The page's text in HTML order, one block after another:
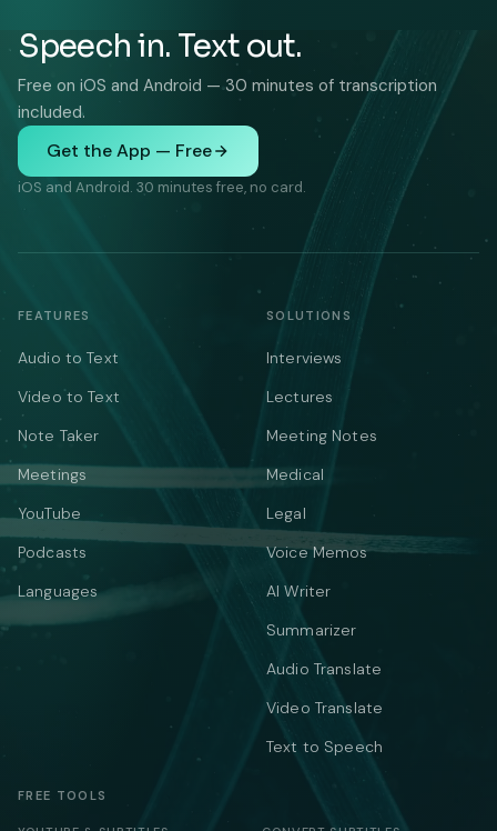
Speech in. Text out.
Free on iOS and Android — 30 minutes of transcription
included.
Get the App — Free
iOS and Android. 30 minutes free, no card.
FEATURES
Audio to Text
Video to Text
Note Taker
Meetings
YouTube
Podcasts
Languages
SOLUTIONS
Interviews
Lectures
Meeting Notes
Medical
Legal
Voice Memos
AI Writer
Summarizer
Audio Translate
Video Translate
Text to Speech
FREE TOOLS